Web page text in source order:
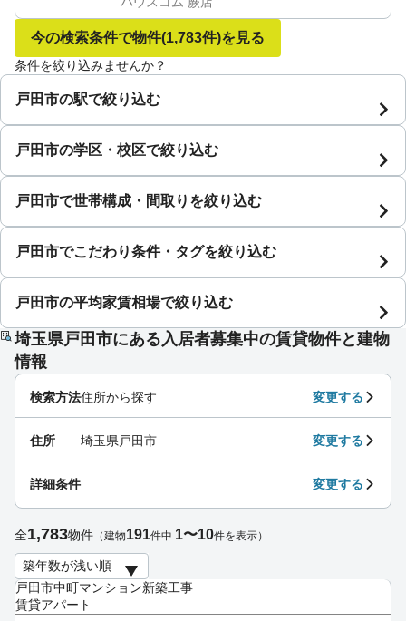
今の検索条件で物件(1,783件)を見る
条件を絞り込みませんか？
戸田市の駅で絞り込む
戸田市の学区・校区で絞り込む
戸田市で世帯構成・間取りを絞り込む
戸田市でこだわり条件・タグを絞り込む
戸田市の平均家賃相場で絞り込む
埼玉県戸田市にある入居者募集中の賃貸物件と建物
情報
戸田市中町マンション新築工事
賃貸アパート
検索方法住所から探す 変更する
住所 埼玉県戸田市 変更する
詳細条件 変更する
全1,783物件 （建物191件中 1〜10件を表示）